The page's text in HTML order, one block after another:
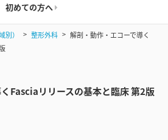
初めての方へ
別） 整形外科
解剖・動作・エコーで導く
Fasciaリリースの基本と臨床 第2版